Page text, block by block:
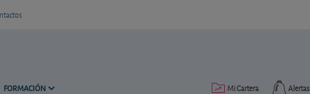
FORMACIÓN Alertas
Mi Cartera